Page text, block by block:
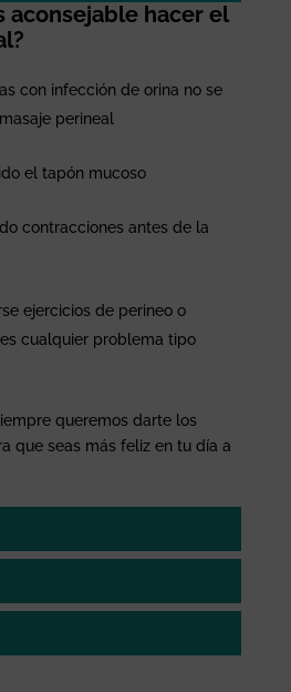
aconsejable hacer el
con infección de orina no se
perineal
el tapón mucoso
contracciones antes de la
ejercicios de perineo o
cualquier problema tipo
queremos darte los
que seas más feliz en tu día a